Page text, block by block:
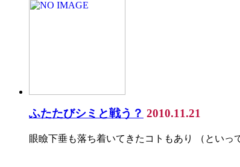
ふたたびシミと戦う？ 2010.11.21
眼瞼下垂も落ち着いてきたコトもあり （とい